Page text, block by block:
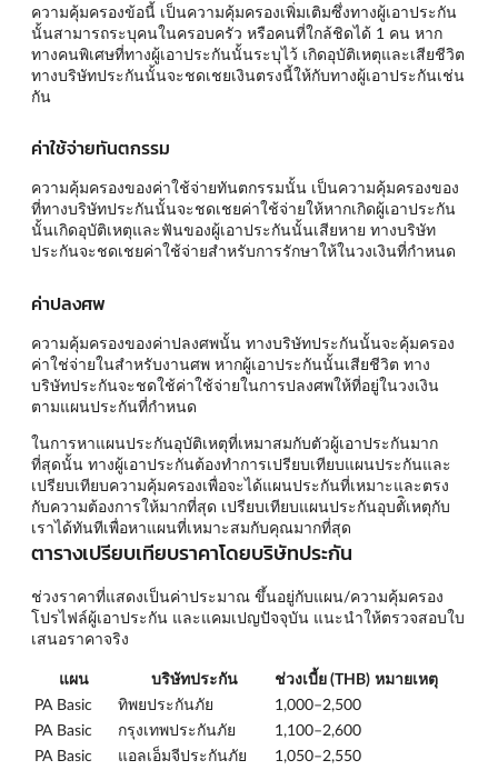
ความคุ้มครองข้อนี้ เป็นความคุ้มครองเพิ่มเติมซึ่งทางผู้เอาประกัน
นั้นสามารถระบุคนในครอบครัว หรือคนที่ใกล้ชิดได้ 1 คน หาก
ทางคนพิเศษที่ทางผู้เอาประกันนั้นระบุไว้ เกิดอุบัติเหตุและเสียชีวิต
ทางบริษัทประกันนั้นจะชดเชยเงินตรงนี้ให้กับทางผู้เอาประกันเช่น
กัน
ค่าใช้จ่ายทันตกรรม
ความคุ้มครองของค่าใช้จ่ายทันตกรรมนั้น เป็นความคุ้มครองของ
ที่ทางบริษัทประกันนั้นจะชดเชยค่าใช้จ่ายให้หากเกิดผู้เอาประกัน
นั้นเกิดอุบัติเหตุและฟันของผู้เอาประกันนั้นเสียหาย ทางบริษัท
ประกันจะชดเชยค่าใช้จ่ายสำหรับการรักษาให้ในวงเงินที่กำหนด
ค่าปลงศพ
ความคุ้มครองของค่าปลงศพนั้น ทางบริษัทประกันนั้นจะคุ้มครอง
ค่าใช่จ่ายในสำหรับงานศพ หากผู้เอาประกันนั้นเสียชีวิต ทาง
บริษัทประกันจะชดใช้ค่าใช้จ่ายในการปลงศพให้ที่อยู่ในวงเงิน
ตามแผนประกันที่กำหนด
ในการหาแผนประกันอุบัติเหตุที่เหมาสมกับตัวผู้เอาประกันมาก
ที่สุดนั้น ทางผู้เอาประกันต้องทำการเปรียบเทียบแผนประกันและ
เปรียบเทียบความคุ้มครองเพื่อจะได้แผนประกันที่เหมาะและตรง
กับความต้องการให้มากที่สุด เปรียบเทียบแผนประกันอุบตัิเหตุกับ
เราได้ทันทีเพื่อหาแผนที่เหมาะสมกับคุณมากที่สุด
ตารางเปรียบเทียบราคาโดยบริษัทประกัน
ช่วงราคาที่แสดงเป็นค่าประมาณ ขึ้นอยู่กับแผน/ความคุ้มครอง
โปรไฟล์ผู้เอาประกัน และแคมเปญปัจจุบัน แนะนำให้ตรวจสอบใบ
เสนอราคาจริง
แผน บริษัทประกัน ช่วงเบี้ย (THB) หมายเหตุ
PA Basic
ทิพยประกันภัย
1,000–2,500
PA Basic
กรุงเทพประกันภัย
1,100–2,600
PA Basic
แอลเอ็มจีประกันภัย
1,050–2,550